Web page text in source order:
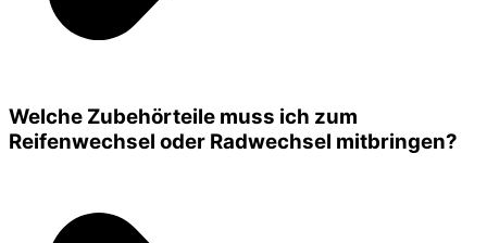
Welche Zubehörteile muss ich zum
Reifenwechsel oder Radwechsel mitbringen?